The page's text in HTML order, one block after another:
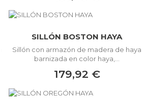
SILLÓN BOSTON HAYA
Sillón con armazón de madera de haya
barnizada en color haya,...
179,92 €